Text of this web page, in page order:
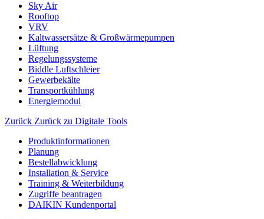
Sky Air
Rooftop
VRV
Kaltwassersätze & Großwärmepumpen
Lüftung
Regelungssysteme
Biddle Luftschleier
Gewerbekälte
Transportkühlung
Energiemodul
Zurück Zurück zu Digitale Tools
Produktinformationen
Planung
Bestellabwicklung
Installation & Service
Training & Weiterbildung
Zugriffe beantragen
DAIKIN Kundenportal